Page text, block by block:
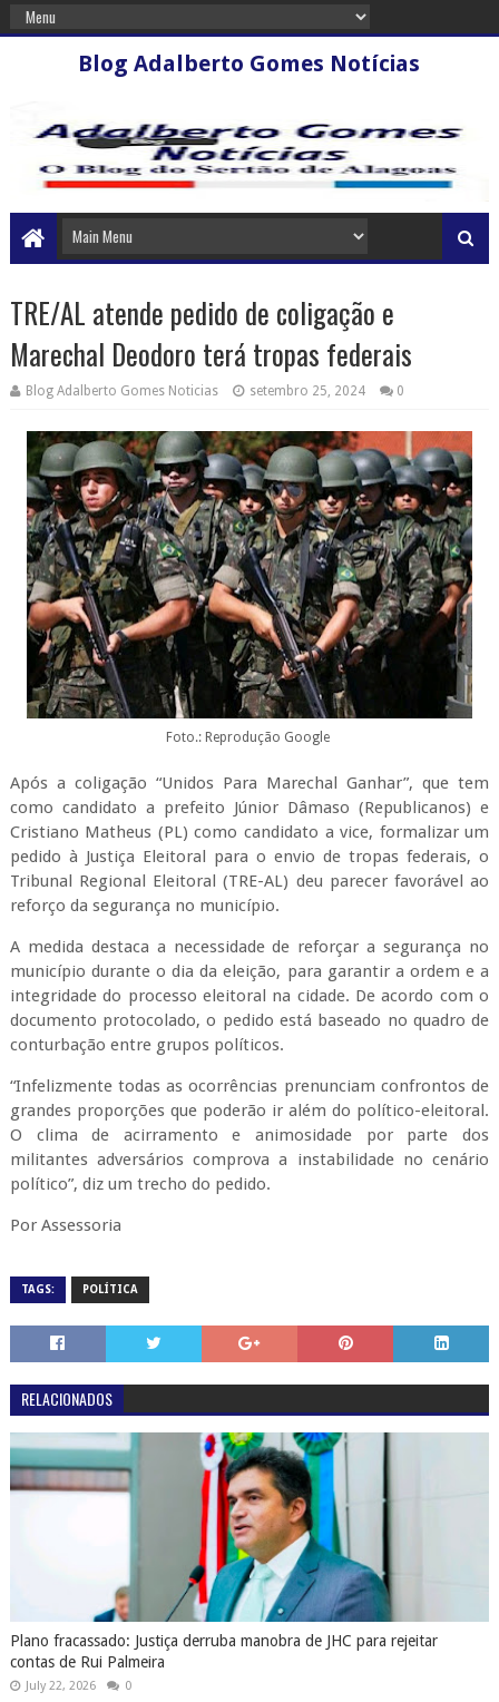
Blog Adalberto Gomes Notícias
TRE/AL atende pedido de coligação e
Marechal Deodoro terá tropas federais
Blog Adalberto Gomes Noticias setembro 25, 2024 0
Foto.: Reprodução Google
Após a coligação “Unidos Para Marechal Ganhar”, que tem
como candidato a prefeito Júnior Dâmaso (Republicanos) e
Cristiano Matheus (PL) como candidato a vice, formalizar um
pedido à Justiça Eleitoral para o envio de tropas federais, o
Tribunal Regional Eleitoral (TRE-AL) deu parecer favorável ao
reforço da segurança no município.
A medida destaca a necessidade de reforçar a segurança no
município durante o dia da eleição, para garantir a ordem e a
integridade do processo eleitoral na cidade. De acordo com o
documento protocolado, o pedido está baseado no quadro de
conturbação entre grupos políticos.
“Infelizmente todas as ocorrências prenunciam confrontos de
grandes proporções que poderão ir além do político-eleitoral.
O clima de acirramento e animosidade por parte dos
militantes adversários comprova a instabilidade no cenário
político”, diz um trecho do pedido.
Por Assessoria
TAGS: POLÍTICA
RELACIONADOS
Plano fracassado: Justiça derruba manobra de JHC para rejeitar
contas de Rui Palmeira
July 22, 2026 0